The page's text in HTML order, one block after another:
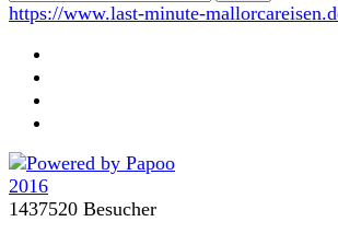
https://www.last-minute-
1437520 Besucher